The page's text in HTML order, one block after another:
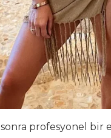
profesyonel